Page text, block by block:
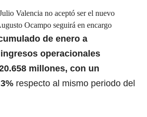
Valencia no aceptó ser el nuevo
Ocampo seguirá en encargo
de enero a
operacionales
millones, con un
respecto al mismo periodo del